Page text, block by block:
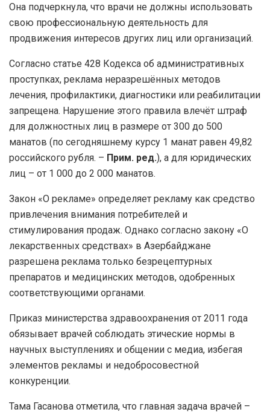
Она подчеркнула, что врачи не должны использовать
свою профессиональную деятельность для
продвижения интересов других лиц или организаций.
Согласно статье 428 Кодекса об административных
проступках, реклама неразрешённых методов
лечения, профилактики, диагностики или реабилитации
запрещена. Нарушение этого правила влечёт штраф
для должностных лиц в размере от 300 до 500
манатов (по сегодняшнему курсу 1 манат равен 49,82
российского рубля. – Прим. ред.), а для юридических
лиц – от 1 000 до 2 000 манатов.
Закон «О рекламе» определяет рекламу как средство
привлечения внимания потребителей и
стимулирования продаж. Однако согласно закону «О
лекарственных средствах» в Азербайджане
разрешена реклама только безрецептурных
препаратов и медицинских методов, одобренных
соответствующими органами.
Приказ министерства здравоохранения от 2011 года
обязывает врачей соблюдать этические нормы в
научных выступлениях и общении с медиа, избегая
элементов рекламы и недобросовестной
конкуренции.
Тама Гасанова отметила, что главная задача врачей –